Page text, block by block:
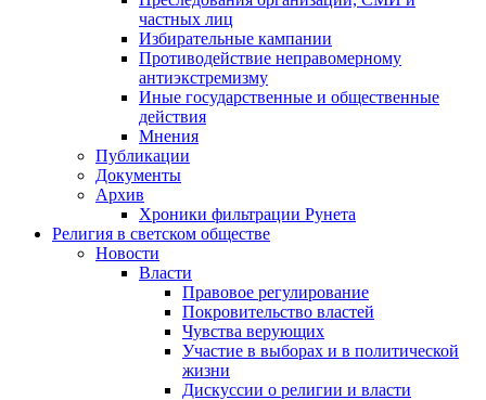
частных лиц
Избирательные кампании
Противодействие неправомерному
антиэкстремизму
Иные государственные и общественные
действия
Мнения
Публикации
Документы
Архив
Хроники фильтрации Рунета
Религия в светском обществе
Новости
Власти
Правовое регулирование
Покровительство властей
Чувства верующих
Участие в выборах и в политической
жизни
Дискуссии о религии и власти